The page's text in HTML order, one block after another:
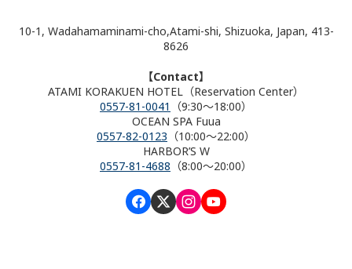
10-1, Wadahamaminami-cho,Atami-shi, Shizuoka, Japan, 413-
8626
【Contact】
ATAMI KORAKUEN HOTEL（Reservation Center）
0557-81-0041
（9:30～18:00）
OCEAN SPA Fuua
0557-82-0123 （10:00～22:00）
HARBOR’S W
0557-81-4688 （8:00～20:00）